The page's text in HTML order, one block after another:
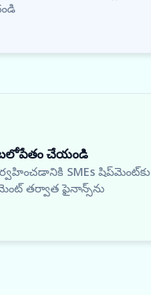
బలోపేతం చేయండి
SMEs షిప్‌మెంట్‌కు
తర్వాత ఫైనాన్స్‌ను